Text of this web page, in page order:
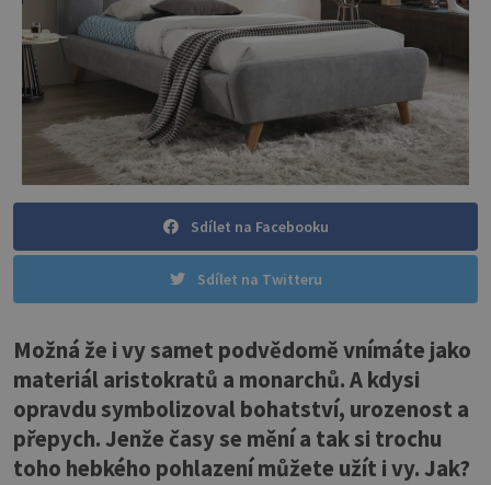
Sdílet na Facebooku
Sdílet na Twitteru
Možná že i vy samet podvědomě vnímáte jako
materiál aristokratů a monarchů. A kdysi
opravdu symbolizoval bohatství, urozenost a
přepych. Jenže časy se mění a tak si trochu
toho hebkého pohlazení můžete užít i vy. Jak?